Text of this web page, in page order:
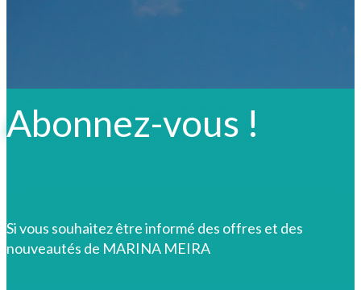
Abonnez-vous !
Si vous souhaitez être informé des offres et des
nouveautés de MARINA MEIRA